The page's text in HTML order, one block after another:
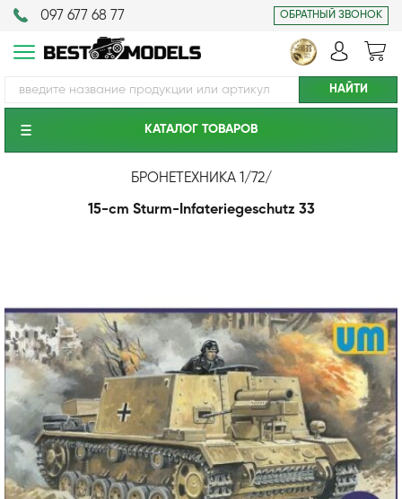
097 677 68 77 ОБРАТНЫЙ ЗВОНОК
КАТАЛОГ ТОВАРОВ
БРОНЕТЕХНИКА 1/72/
15-cm Sturm-Infateriegeschutz 33